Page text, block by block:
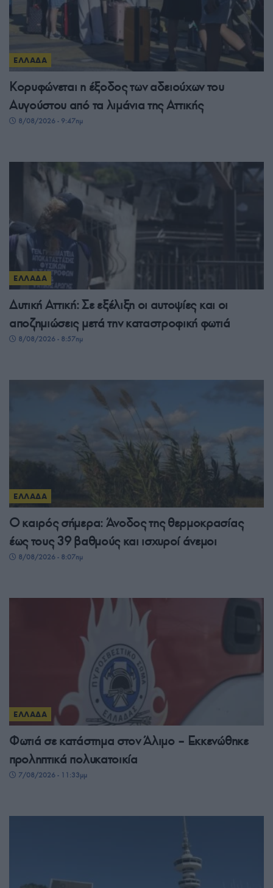
ΕΛΛΑΔΑ
Κορυφώνεται η έξοδος των αδειούχων του
Αυγούστου από τα λιμάνια της Αττικής
8/08/2026 - 9:47πμ
ΕΛΛΑΔΑ
Δυτική Αττική: Σε εξέλιξη οι αυτοψίες και οι
αποζημιώσεις μετά την καταστροφική φωτιά
8/08/2026 - 8:57πμ
ΕΛΛΑΔΑ
Ο καιρός σήμερα: Άνοδος της θερμοκρασίας
έως τους 39 βαθμούς και ισχυροί άνεμοι
8/08/2026 - 8:07πμ
ΕΛΛΑΔΑ
Φωτιά σε κατάστημα στον Άλιμο – Εκκενώθηκε
προληπτικά πολυκατοικία
7/08/2026 - 11:33μμ